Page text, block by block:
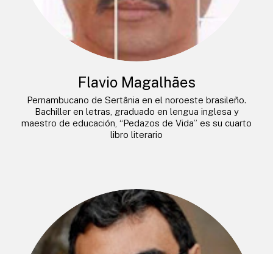
Flavio Magalhães
Pernambucano de Sertânia en el noroeste brasileño.
Bachiller en letras, graduado en lengua inglesa y
maestro de educación, “Pedazos de Vida” es su cuarto
libro literario